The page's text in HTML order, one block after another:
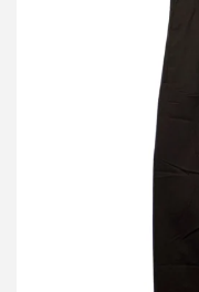
ルメール タックコッ